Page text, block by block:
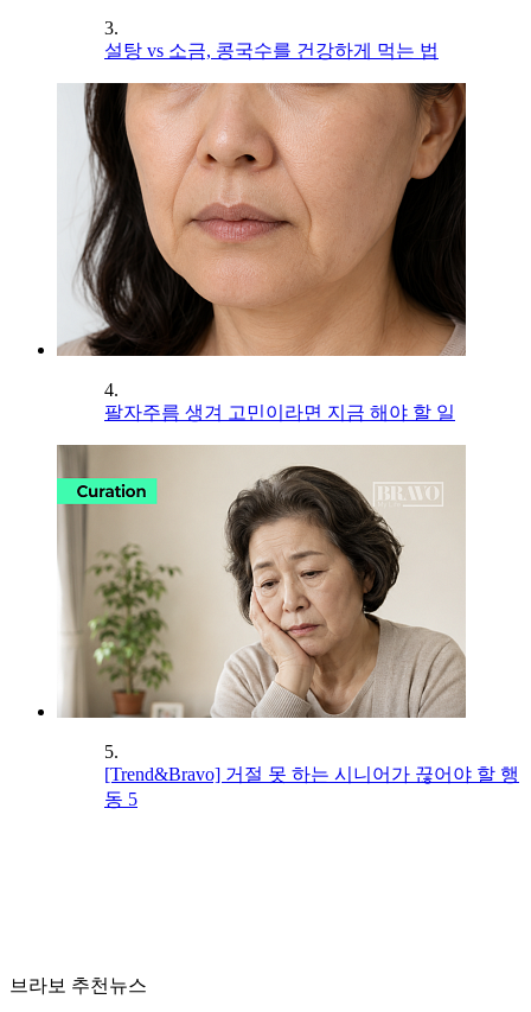
3.
설탕 vs 소금, 콩국수를 건강하게 먹는 법
4.
팔자주름 생겨 고민이라면 지금 해야 할 일
5.
[Trend&Bravo] 거절 못 하는 시니어가 끊어야 할 행
동 5
브라보 추천뉴스